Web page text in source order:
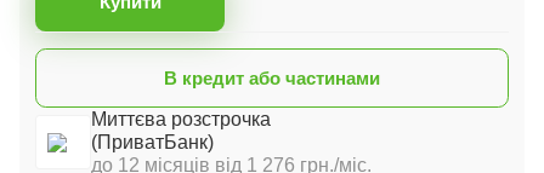
Миттєва розстрочка
(ПриватБанк)
до 12 місяців від 1 276 грн./міс.
В кредит або частинами